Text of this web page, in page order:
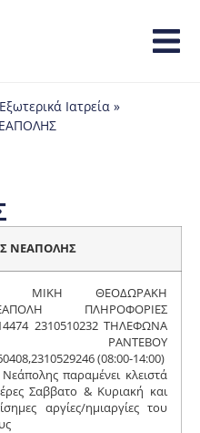
Εξωτερικά Ιατρεία »
ΝΕΑΠΟΛΗΣ
ΜΙΚΗ ΘΕΟΔΩΡΑΚΗ
ΠΛΗΡΟΦΟΡΙΕΣ
2310510232 ΤΗΛΕΦΩΝΑ
ΡΑΝΤΕΒΟΥ
(08:00-14:00)
παραμένει κλειστά
Σαββατο & Κυριακή και
αργίες/ημιαργίες του